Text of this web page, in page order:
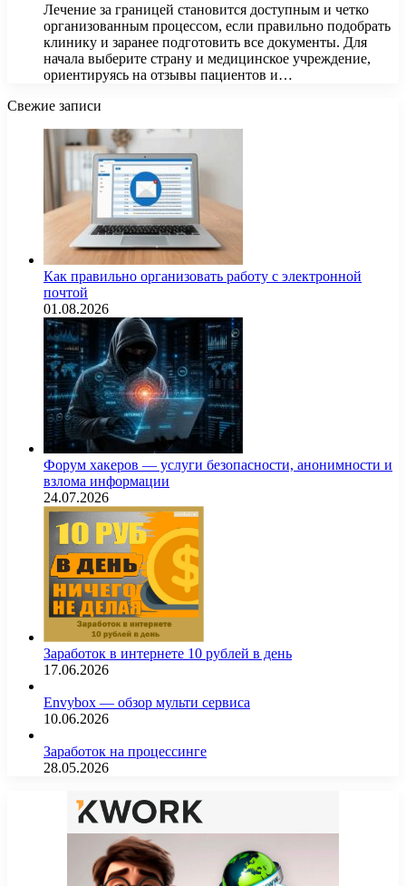
Лечение за границей становится доступным и четко
организованным процессом, если правильно подобрать
клинику и заранее подготовить все документы. Для
начала выберите страну и медицинское учреждение,
ориентируясь на отзывы пациентов и…
Свежие записи
Как правильно организовать работу с электронной
почтой
01.08.2026
Форум хакеров — услуги безопасности, анонимности и
взлома информации
24.07.2026
Заработок в интернете 10 рублей в день
17.06.2026
Envybox — обзор мульти сервиса
10.06.2026
Заработок на процессинге
28.05.2026